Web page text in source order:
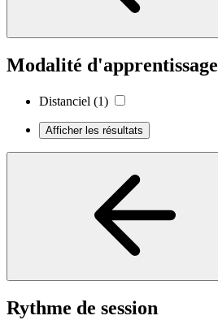
Modalité d'apprentissage
Distanciel (1)
Afficher les résultats
Rythme de session